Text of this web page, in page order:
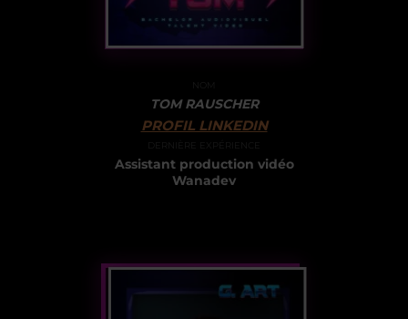
TOM RAUSCHER
PROFIL LINKEDIN
Assistant production vidéo
Wanadev